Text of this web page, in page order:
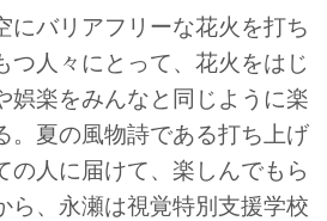
バリアフリーな花火を打ち
つ人々にとって、花火をはじ
娯楽をみんなと同じように楽
。夏の風物詩である打ち上げ
の人に届けて、楽しんでもら
ら、永瀬は視覚特別支援学校